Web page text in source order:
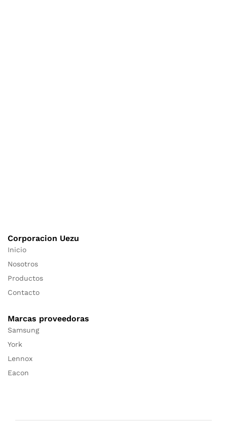
Corporacion Uezu
Inicio
Nosotros
Productos
Contacto
Marcas proveedoras
Samsung
York
Lennox
Eacon